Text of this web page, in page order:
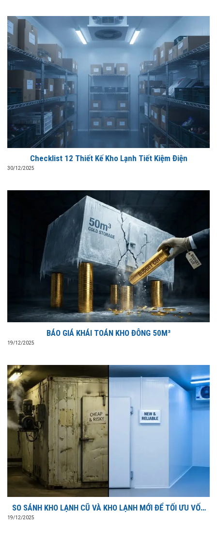
Checklist 12 Thiết Kế Kho Lạnh Tiết Kiệm Điện
30/12/2025
BÁO GIÁ KHÁI TOÁN KHO ĐÔNG 50M³
19/12/2025
SO SÁNH KHO LẠNH CŨ VÀ KHO LẠNH MỚI ĐỂ TỐI ƯU VỐN
19/12/2025